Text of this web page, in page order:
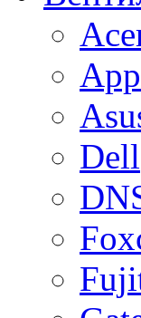
Dell